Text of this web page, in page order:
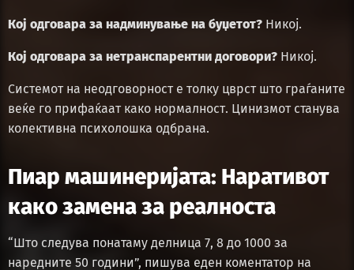
Кој одговара за надминување на буџетот? Никој.
Кој одговара за нетранспарентни договори? Никој.
Системот на неодговорност е толку цврст што граѓаните
веќе го прифаќаат како нормалност. Цинизмот станува
колективна психолошка одбрана.
Пиар машинеријата: Наративот
како замена за реалноста
“Што следува понатаму делница 7, 8 до 1000 за
наредните 50 години”, пишува еден коментатор на